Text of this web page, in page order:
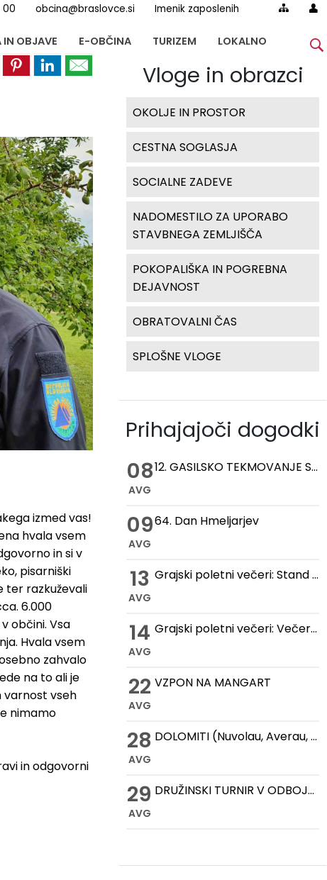
00 obcina@braslovce.si Imenik zaposlenih
IN OBJAVE E-OBČINA TURIZEM
LOKALNO
izmed vas!
hvala vsem
in si v
pisarniški
ter razkuževali
6.000
občini. Vsa
Hvala vsem
zahvalo
na to ali je
varnost vseh
nimamo
in odgovorni
Vloge in obrazci
OKOLJE IN PROSTOR
CESTNA SOGLASJA
SOCIALNE ZADEVE
NADOMESTILO ZA UPORABO
STAVBNEGA ZEMLJIŠČA
POKOPALIŠKA IN POGREBNA
DEJAVNOST
OBRATOVALNI ČAS
SPLOŠNE VLOGE
Prihajajoči dogodki
08
AVG
12. GASILSKO TEKMOVANJE STARIH ROČNIH IN MOTORNIH BRIZGALN
09
AVG
64. Dan Hmeljarjev
13
AVG
Grajski poletni večeri: Stand up večer na Gradu Žovnek
14
AVG
Grajski poletni večeri: Večer romantike na Gradu Žovnek
22
AVG
VZPON NA MANGART
28
AVG
DOLOMITI (Nuvolau, Averau, Cinque Torri, Lago Federa)
29
AVG
DRUŽINSKI TURNIR V ODBOJKI NA MIVKI